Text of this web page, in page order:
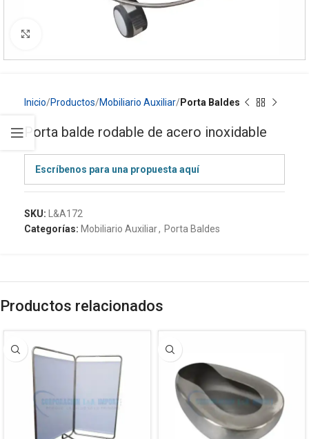
Inicio Productos Mobiliario Auxiliar Porta Baldes
Porta balde rodable de acero inoxidable
Escríbenos para una propuesta aquí
SKU:
L&A172
Categorías: Mobiliario Auxiliar, Porta Baldes
Productos relacionados